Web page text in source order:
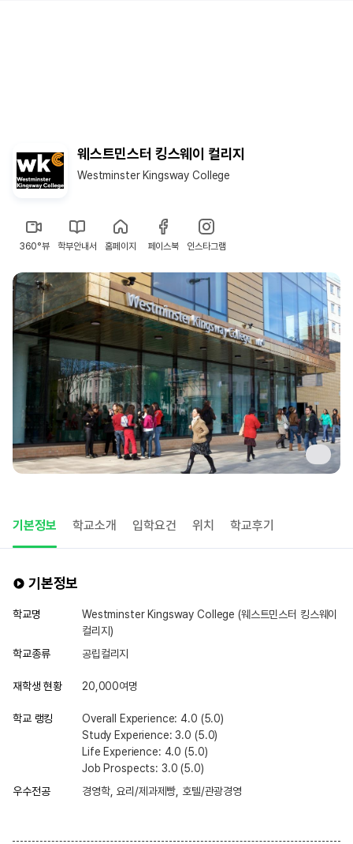
웨스트민스터 킹스웨이 컬리지
Westminster Kingsway College
360°뷰 학부안내서 홈페이지 페이스북 인스타그램
기본정보 학교소개 입학요건 위치 학교후기
기본정보
학교명
Westminster Kingsway College (웨스트민스터 킹스웨이
컬리지)
학교종류
공립컬리지
재학생 현황 20,000여명
학교 랭킹
Overall Experience: 4.0 (5.0)
Study Experience: 3.0 (5.0)
Life Experience: 4.0 (5.0)
Job Prospects: 3.0 (5.0)
우수전공
경영학, 요리/제과제빵, 호텔/관광경영